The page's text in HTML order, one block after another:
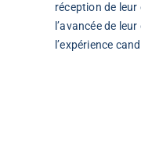
réception de
l’avancée de
l’expérience